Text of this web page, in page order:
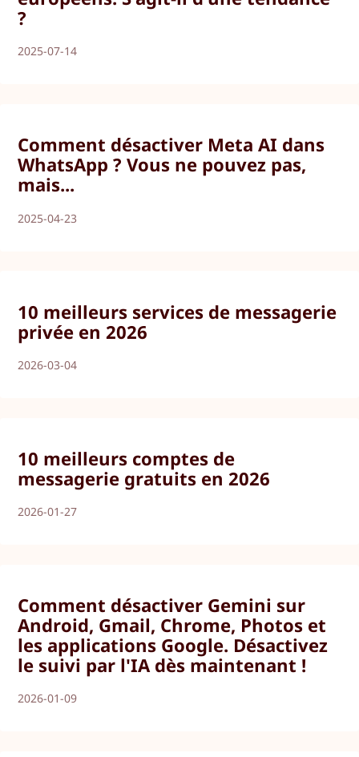
?
2025-07-14
Comment désactiver Meta AI dans
WhatsApp ? Vous ne pouvez pas,
mais...
2025-04-23
10 meilleurs services de messagerie
privée en 2026
2026-03-04
10 meilleurs comptes de
messagerie gratuits en 2026
2026-01-27
Comment désactiver Gemini sur
Android, Gmail, Chrome, Photos et
les applications Google. Désactivez
le suivi par l'IA dès maintenant !
2026-01-09